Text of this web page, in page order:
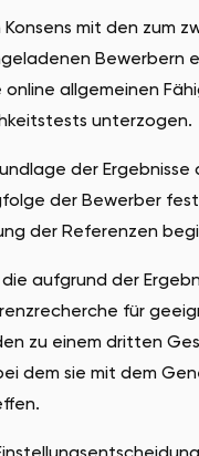
mit den zum
Bewerbern
online allgemeinen
unterzogen.
der Ergebnisse
der Bewerber
der Referenzen
aufgrund der
für
zu einem dritten
dem sie mit dem